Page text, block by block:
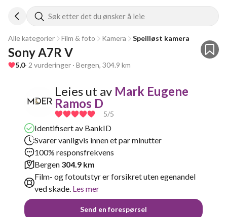
Søk etter det du ønsker å leie
Alle kategorier Film & foto Kamera Speilløst kamera
Sony A7R V
5,0· 2 vurderinger · Bergen, 304.9 km
Leies ut av Mark Eugene
Ramos D
5/5
Identifisert av BankID
Svarer vanligvis innen et par minutter
100% responsfrekvens
Bergen 304.9 km
Film- og fotoutstyr er forsikret uten egenandel
ved skade. Les mer
Send en forespørsel